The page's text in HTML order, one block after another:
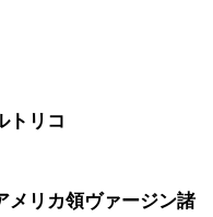
トリコ
メリカ領ヴァージン諸